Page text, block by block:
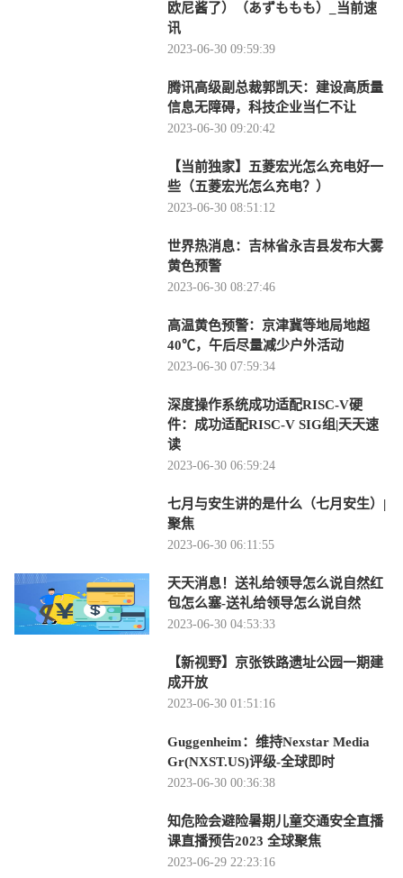
欧尼酱了）（あずももも）_当前速
讯
2023-06-30 09:59:39
腾讯高级副总裁郭凯天：建设高质量
信息无障碍，科技企业当仁不让
2023-06-30 09:20:42
【当前独家】五菱宏光怎么充电好一
些（五菱宏光怎么充电？）
2023-06-30 08:51:12
世界热消息：吉林省永吉县发布大雾
黄色预警
2023-06-30 08:27:46
高温黄色预警：京津冀等地局地超
40℃，午后尽量减少户外活动
2023-06-30 07:59:34
深度操作系统成功适配RISC-V硬
件：成功适配RISC-V SIG组|天天速
读
2023-06-30 06:59:24
七月与安生讲的是什么（七月安生）|
聚焦
2023-06-30 06:11:55
天天消息！送礼给领导怎么说自然红
包怎么塞-送礼给领导怎么说自然
2023-06-30 04:53:33
【新视野】京张铁路遗址公园一期建
成开放
2023-06-30 01:51:16
Guggenheim：维持Nexstar Media
Gr(NXST.US)评级-全球即时
2023-06-30 00:36:38
知危险会避险暑期儿童交通安全直播
课直播预告2023 全球聚焦
2023-06-29 22:23:16